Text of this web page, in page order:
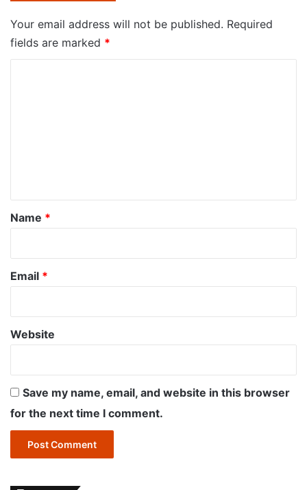
Your email address will not be published. Required
fields are marked *
*
Name *
Email *
Website
Save my name, email, and website in this browser
for the next time I comment.